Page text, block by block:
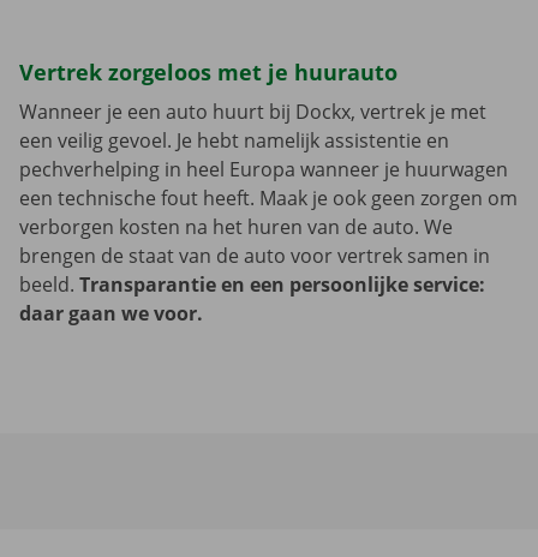
Vertrek zorgeloos met je huurauto
Wanneer je een auto huurt bij Dockx, vertrek je met
een veilig gevoel. Je hebt namelijk assistentie en
pechverhelping in heel Europa wanneer je huurwagen
een technische fout heeft. Maak je ook geen zorgen om
verborgen kosten na het huren van de auto. We
brengen de staat van de auto voor vertrek samen in
beeld. Transparantie en een persoonlijke service:
daar gaan we voor.